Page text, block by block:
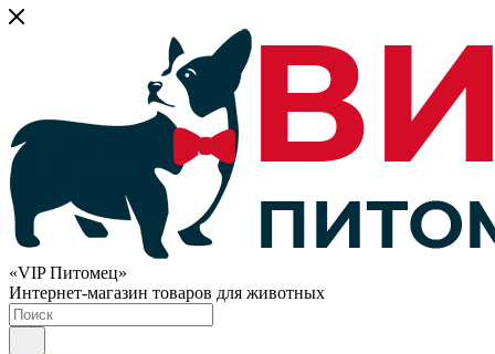
«VIP Питомец»
Интернет-магазин товаров для животных